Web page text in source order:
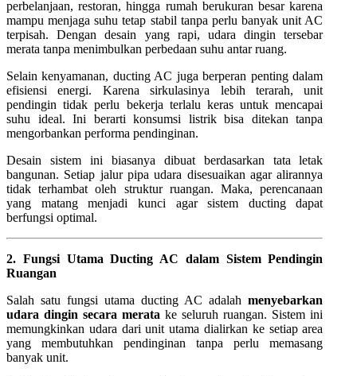
perbelanjaan, restoran, hingga rumah berukuran besar karena
mampu menjaga suhu tetap stabil tanpa perlu banyak unit AC
terpisah. Dengan desain yang rapi, udara dingin tersebar
merata tanpa menimbulkan perbedaan suhu antar ruang.
Selain kenyamanan, ducting AC juga berperan penting dalam
efisiensi energi. Karena sirkulasinya lebih terarah, unit
pendingin tidak perlu bekerja terlalu keras untuk mencapai
suhu ideal. Ini berarti konsumsi listrik bisa ditekan tanpa
mengorbankan performa pendinginan.
Desain sistem ini biasanya dibuat berdasarkan tata letak
bangunan. Setiap jalur pipa udara disesuaikan agar alirannya
tidak terhambat oleh struktur ruangan. Maka, perencanaan
yang matang menjadi kunci agar sistem ducting dapat
berfungsi optimal.
2. Fungsi Utama Ducting AC dalam Sistem Pendingin
Ruangan
Salah satu fungsi utama ducting AC adalahmenyebarkan
udara dingin secara merata ke seluruh ruangan. Sistem ini
memungkinkan udara dari unit utama dialirkan ke setiap area
yang membutuhkan pendinginan tanpa perlu memasang
banyak unit.